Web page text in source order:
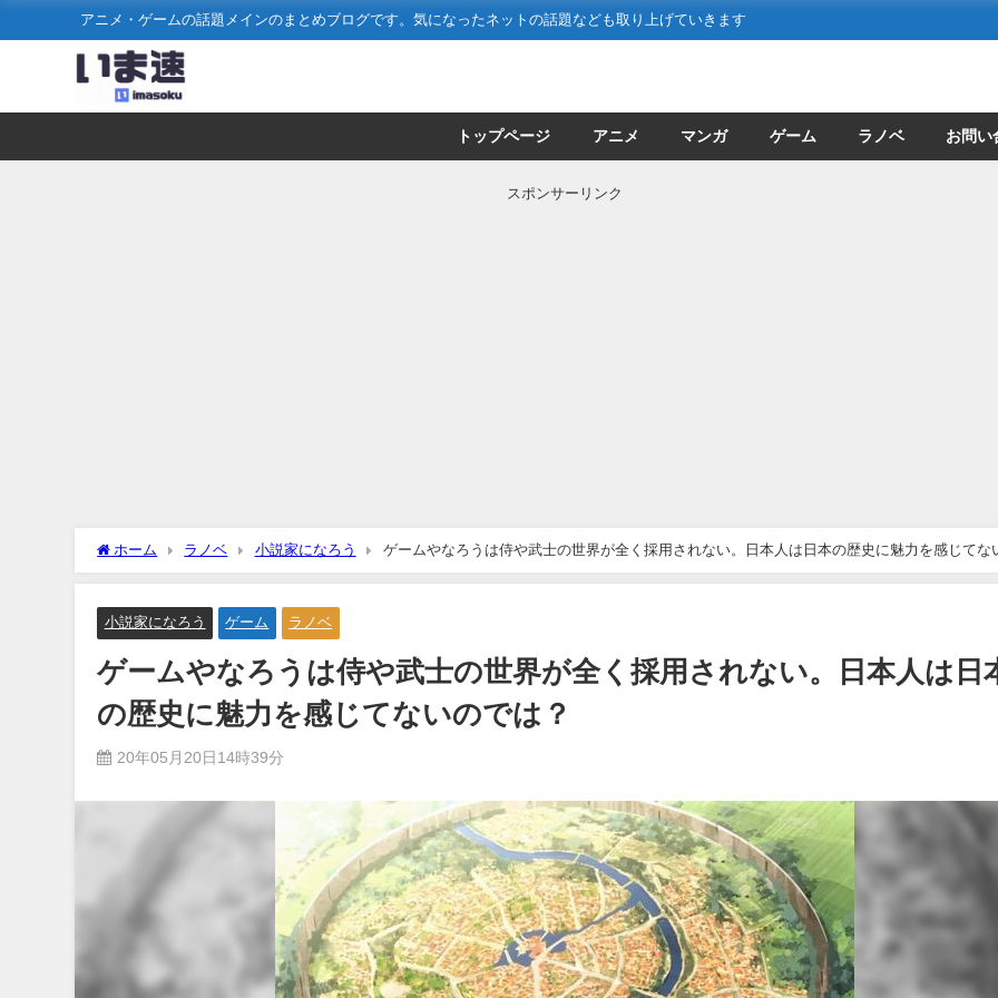
アニメ・ゲームの話題メインのまとめブログです。気になったネットの話題なども取り上げていきます
トップページ アニメ マンガ ゲーム ラノベ お問い
スポンサーリンク
ホーム ラノベ 小説家になろう
ゲームやなろうは侍や武士の世界が全く採用されない。日本人は日本の歴史に魅力を感じてな
では？
小説家になろう ゲーム ラノベ
ゲームやなろうは侍や武士の世界が全く採用されない。日本人は日
の歴史に魅力を感じてないのでは？
20年05月20日14時39分